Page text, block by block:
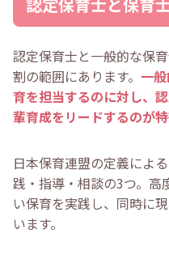
認定保育士と保育
認定保育士と一般的な保
割の範囲にあります。 一
育を担当するのに対し、
輩育成をリードするのが
日本保育連盟の定義によ
践・指導・相談の3つ。高
い保育を実践し、同時に
います。